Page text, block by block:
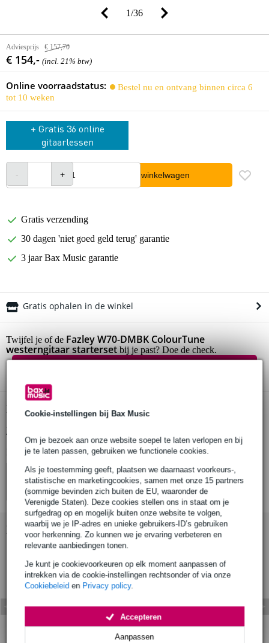
Cookie-instellingen bij Bax Music
Om je bezoek aan onze website soepel te laten verlopen en bij
je te laten passen, gebruiken we functionele cookies.
Als je toestemming geeft, plaatsen we daarnaast voorkeurs-,
statistische en marketingcookies, samen met onze 15 partners
(sommige bevinden zich buiten de EU, waaronder de
Verenigde Staten). Deze cookies stellen ons in staat om je
surfgedrag op en mogelijk buiten onze website te volgen,
waarbij we je IP-adres en unieke gebruikers-ID’s gebruiken
voor herkenning. Zo kunnen we je ervaring verbeteren en
relevante aanbiedingen tonen.
Je kunt je cookievoorkeuren op elk moment aanpassen of
intrekken via de cookie-instellingen rechtsonder of via onze
Cookiebeleid en Privacy policy.
Aanpassen
Accepteren
1/36
Adviesprijs € 157,70
€ 154,- (incl. 21% btw)
Online voorraadstatus:
Bestel nu en ontvang binnen circa 6
tot 10 weken
+ Gratis 36 online
gitaarlessen
In winkelwagen
Gratis verzending
30 dagen 'niet goed geld terug' garantie
3 jaar Bax Music garantie
Gratis ophalen in de winkel
Twijfel je of de Fazley W70-DMBK ColourTune
westerngitaar startersetbij je past? Doe de check.
Productinformatie
Bekijk ook eens (3)
Bekijk ook eens (1)